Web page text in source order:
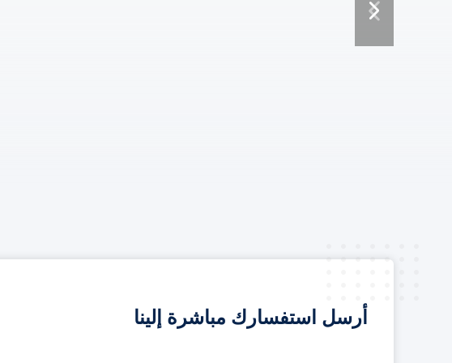
أرسل استفسارك مباشرة إلينا